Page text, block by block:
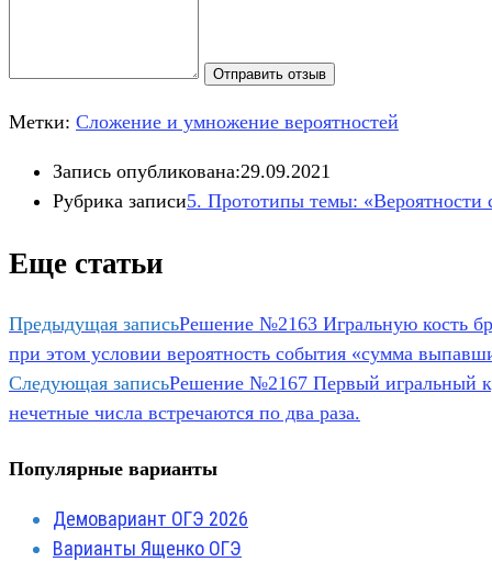
Отправить отзыв
Метки: Сложение и умножение вероятностей
Запись опубликована:29.09.2021
Рубрика записи5. Прототипы темы:
Еще статьи
Предыдущая записьРешение №2163 Игральную кость
при этом условии вероятность события «сумма
Следующая записьРешение №2167 Первый игральный
нечетные числа встречаются по два раза.
Популярные варианты
Демовариант ОГЭ 2026
Варианты Ященко ОГЭ